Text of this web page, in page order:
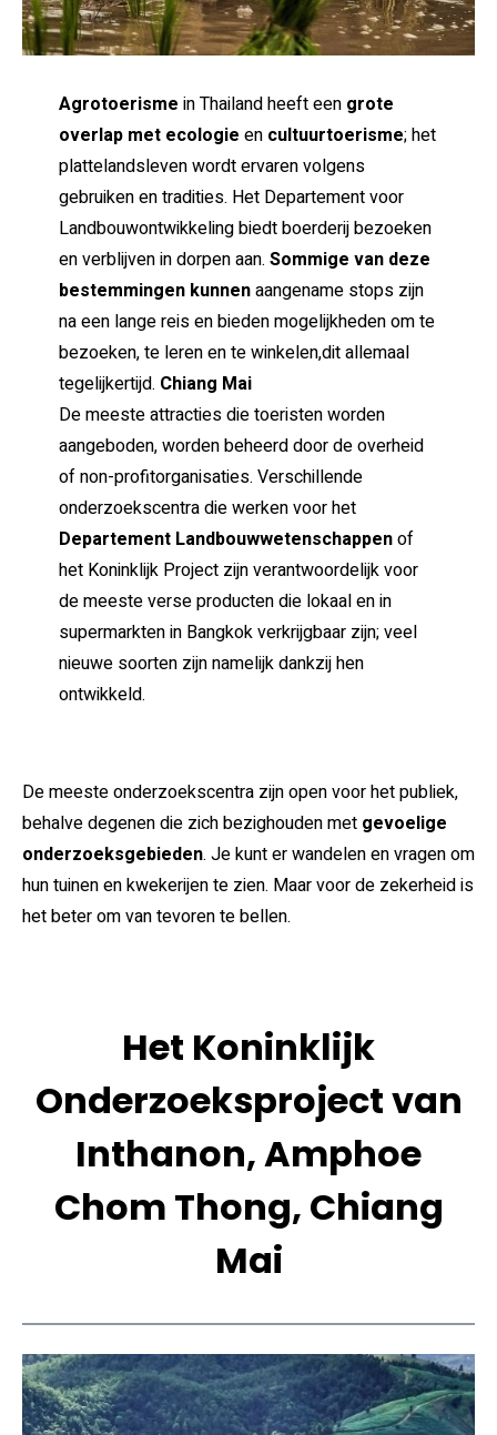
Agrotoerisme in Thailand heeft een grote
overlap met ecologie en cultuurtoerisme; het
plattelandsleven wordt ervaren volgens
gebruiken en tradities. Het Departement voor
Landbouwontwikkeling biedt boerderij bezoeken
en verblijven in dorpen aan. Sommige van deze
bestemmingen kunnenaangename stops zijn
na een lange reis en bieden mogelijkheden om te
bezoeken, te leren en te winkelen,dit allemaal
tegelijkertijd. Chiang Mai
De meeste attracties die toeristen worden
aangeboden, worden beheerd door de overheid
of non-profitorganisaties. Verschillende
onderzoekscentra die werken voor het
Departement Landbouwwetenschappenof
het Koninklijk Project zijn verantwoordelijk voor
de meeste verse producten die lokaal en in
supermarkten in Bangkok verkrijgbaar zijn; veel
nieuwe soorten zijn namelijk dankzij hen
ontwikkeld.
De meeste onderzoekscentra zijn open voor het publiek,
behalve degenen die zich bezighouden met gevoelige
onderzoeksgebieden. Je kunt er wandelen en vragen om
hun tuinen en kwekerijen te zien. Maar voor de zekerheid is
het beter om van tevoren te bellen.
Het Koninklijk
Onderzoeksproject van
Inthanon, Amphoe
Chom Thong, Chiang
Mai